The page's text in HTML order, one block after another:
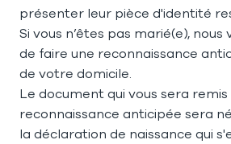
présenter leur pièce d'identité
Si vous n’êtes pas marié(e), nous
de faire une reconnaissance
de votre domicile.
Le document qui vous sera
reconnaissance anticipée sera
la déclaration de naissance qui